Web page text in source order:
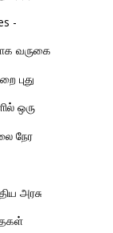
-
வருகை
புது
ஒரு
நேர
அரசு